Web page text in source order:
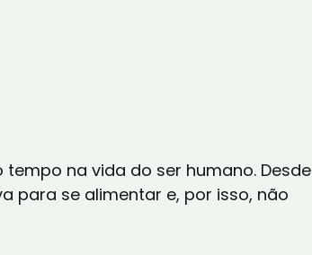
na vida do ser humano. Desde
para se alimentar e, por isso, não